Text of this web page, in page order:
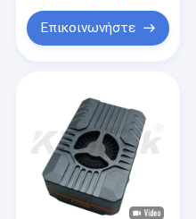
Επικοινωνήστε